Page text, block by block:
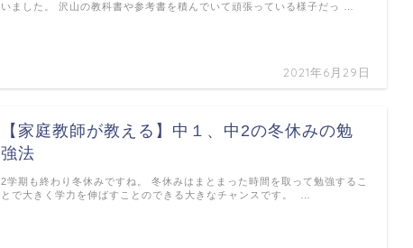
2021年6月29日
いました。 沢山の教科書や参考書を積んでいて頑張っている様子だっ …
【家庭教師が教える】中１、中2の冬休みの勉
強法
2学期も終わり冬休みですね。 冬休みはまとまった時間を取って勉強するこ
とで大きく学力を伸ばすことのできる大きなチャンスです。 …